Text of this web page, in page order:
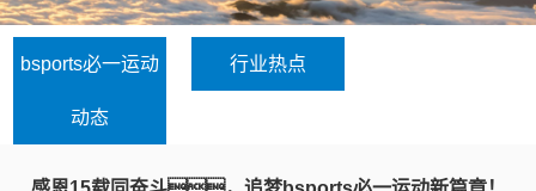
bsports必一运动
动态
行业热点